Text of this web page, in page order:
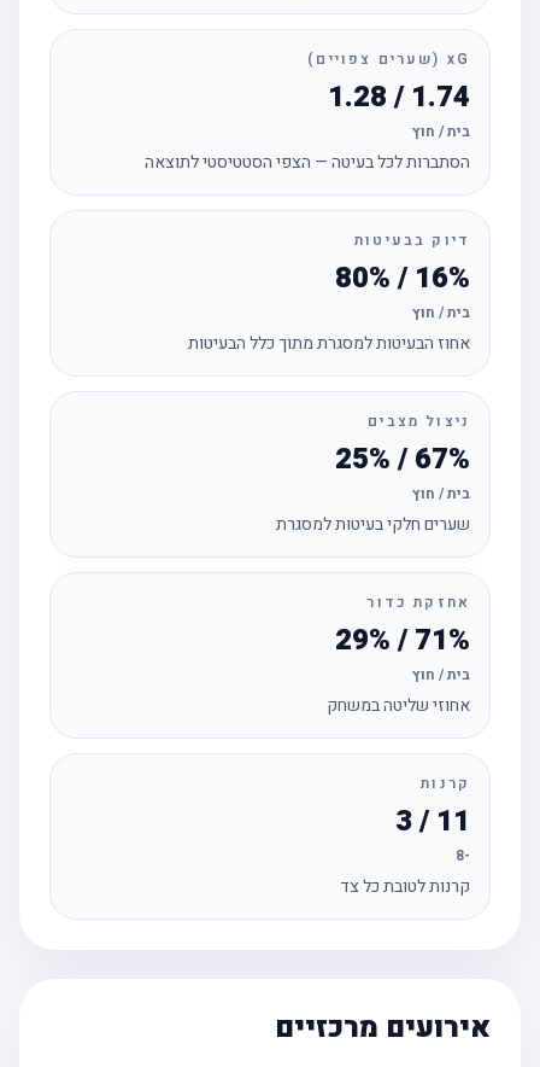
xG (שערים צפויים)
1.74 / 1.28
בית / חוץ
הסתברות לכל בעיטה — הצפי הסטטיסטי לתוצאה
דיוק בבעיטות
16% / 80%
בית / חוץ
אחוז הבעיטות למסגרת מתוך כלל הבעיטות
ניצול מצבים
67% / 25%
בית / חוץ
שערים חלקי בעיטות למסגרת
אחזקת כדור
71% / 29%
בית / חוץ
אחוזי שליטה במשחק
קרנות
11 / 3
קרנות לטובת כל צד
אירועים מרכזיים